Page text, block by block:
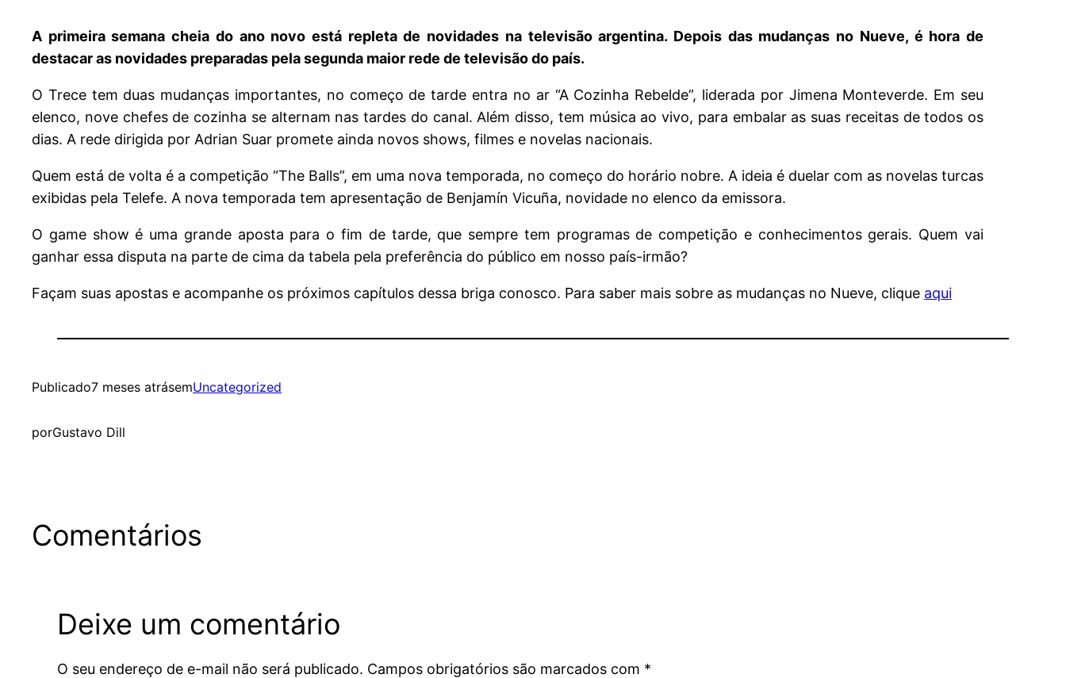
A primeira semana cheia do ano novo está repleta de novidades na televisão argentina. Depois das mudanças no Nueve, é hora de
destacar as novidades preparadas pela segunda maior rede de televisão do país.
O Trece tem duas mudanças importantes, no começo de tarde entra no ar “A Cozinha Rebelde”, liderada por Jimena Monteverde. Em seu
elenco, nove chefes de cozinha se alternam nas tardes do canal. Além disso, tem música ao vivo, para embalar as suas receitas de todos os
dias. A rede dirigida por Adrian Suar promete ainda novos shows, filmes e novelas nacionais.
Quem está de volta é a competição “The Balls”, em uma nova temporada, no começo do horário nobre. A ideia é duelar com as novelas turcas
exibidas pela Telefe. A nova temporada tem apresentação de Benjamín Vicuña, novidade no elenco da emissora.
O game show é uma grande aposta para o fim de tarde, que sempre tem programas de competição e conhecimentos gerais. Quem vai
ganhar essa disputa na parte de cima da tabela pela preferência do público em nosso país-irmão?
Façam suas apostas e acompanhe os próximos capítulos dessa briga conosco. Para saber mais sobre as mudanças no Nueve, clique aqui
Publicado7 meses atrásemUncategorized
porGustavo Dill
Comentários
Deixe um comentário
O seu endereço de e-mail não será publicado. Campos obrigatórios são marcados com *